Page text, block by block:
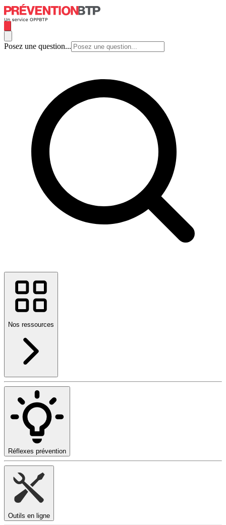
Posez une question...
Nos ressources
Réflexes prévention
Outils en ligne